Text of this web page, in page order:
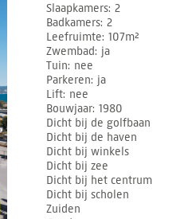
Slaapkamers 2
Badkamers 2
Leefruimte 107m²
Zwembad
ja
Tuin nee
Parkeren ja
Lift nee
Bouwjaar 1980
Dicht bij de golfbaan
Dicht bij de haven
Dicht bij winkels
Dicht bij zee
Dicht bij het centrum
Dicht bij scholen
Zuiden